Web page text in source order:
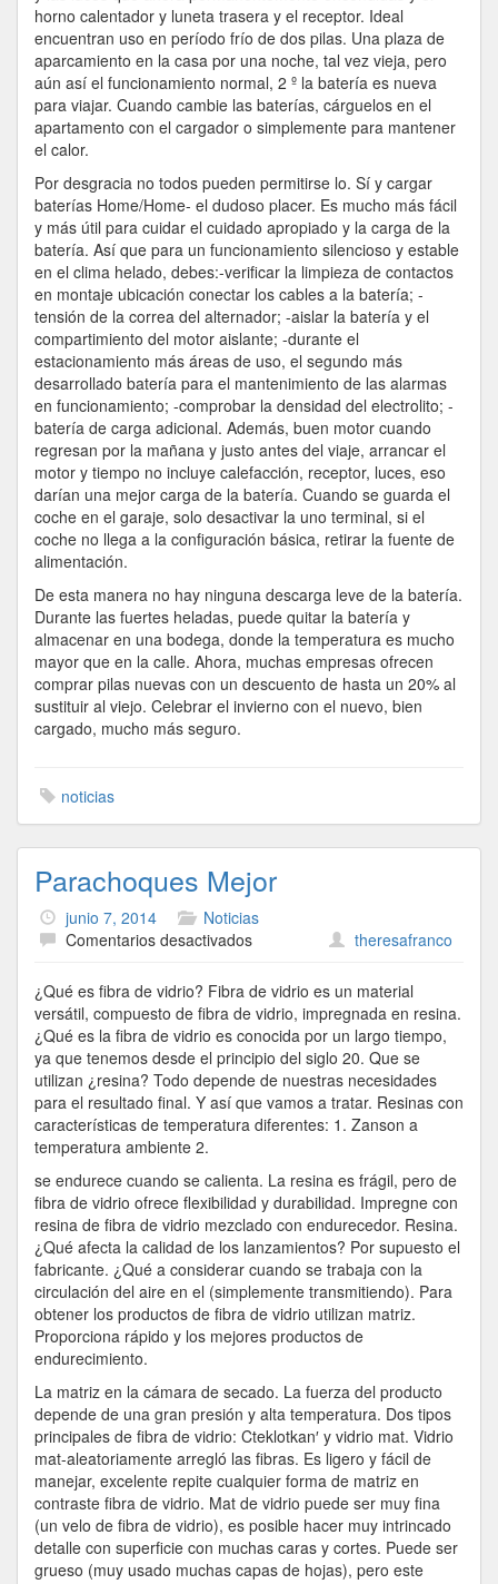
horno calentador y luneta trasera y el receptor. Ideal
encuentran uso en período frío de dos pilas. Una plaza de
aparcamiento en la casa por una noche, tal vez vieja, pero
aún así el funcionamiento normal, 2 º la batería es nueva
para viajar. Cuando cambie las baterías, cárguelos en el
apartamento con el cargador o simplemente para mantener
el calor.
Por desgracia no todos pueden permitirse lo. Sí y cargar
baterías Home/Home- el dudoso placer. Es mucho más fácil
y más útil para cuidar el cuidado apropiado y la carga de la
batería. Así que para un funcionamiento silencioso y estable
en el clima helado, debes:-verificar la limpieza de contactos
en montaje ubicación conectar los cables a la batería; -
tensión de la correa del alternador; -aislar la batería y el
compartimiento del motor aislante; -durante el
estacionamiento más áreas de uso, el segundo más
desarrollado batería para el mantenimiento de las alarmas
en funcionamiento; -comprobar la densidad del electrolito; -
batería de carga adicional. Además, buen motor cuando
regresan por la mañana y justo antes del viaje, arrancar el
motor y tiempo no incluye calefacción, receptor, luces, eso
darían una mejor carga de la batería. Cuando se guarda el
coche en el garaje, solo desactivar la uno terminal, si el
coche no llega a la configuración básica, retirar la fuente de
alimentación.
De esta manera no hay ninguna descarga leve de la batería.
Durante las fuertes heladas, puede quitar la batería y
almacenar en una bodega, donde la temperatura es mucho
mayor que en la calle. Ahora, muchas empresas ofrecen
comprar pilas nuevas con un descuento de hasta un 20% al
sustituir al viejo. Celebrar el invierno con el nuevo, bien
cargado, mucho más seguro.
noticias
Parachoques Mejor
junio 7, 2014
Noticias
Comentarios desactivadosen
Mejor
theresafranco
¿Qué es fibra de vidrio? Fibra de vidrio es un material
versátil, compuesto de fibra de vidrio, impregnada en resina.
¿Qué es la fibra de vidrio es conocida por un largo tiempo,
ya que tenemos desde el principio del siglo 20. Que se
utilizan ¿resina? Todo depende de nuestras necesidades
para el resultado final. Y así que vamos a tratar. Resinas con
características de temperatura diferentes: 1. Zanson a
temperatura ambiente 2.
se endurece cuando se calienta. La resina es frágil, pero de
fibra de vidrio ofrece flexibilidad y durabilidad. Impregne con
resina de fibra de vidrio mezclado con endurecedor. Resina.
¿Qué afecta la calidad de los lanzamientos? Por supuesto el
fabricante. ¿Qué a considerar cuando se trabaja con la
circulación del aire en el (simplemente transmitiendo). Para
obtener los productos de fibra de vidrio utilizan matriz.
Proporciona rápido y los mejores productos de
endurecimiento.
La matriz en la cámara de secado. La fuerza del producto
depende de una gran presión y alta temperatura. Dos tipos
principales de fibra de vidrio: Cteklotkan′ y vidrio mat. Vidrio
mat-aleatoriamente arregló las fibras. Es ligero y fácil de
manejar, excelente repite cualquier forma de matriz en
contraste fibra de vidrio. Mat de vidrio puede ser muy fina
(un velo de fibra de vidrio), es posible hacer muy intrincado
detalle con superficie con muchas caras y cortes. Puede ser
grueso (muy usado muchas capas de hojas), pero este